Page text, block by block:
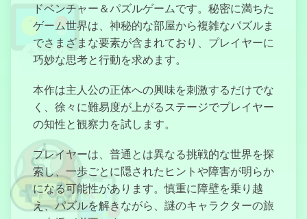
Temple Run 2
: Sommet
Effrayant
Kart
Cauchemardesque
Five Nights at
Candy's
ドベンチャー＆パズルゲームです。秘密に満ちた
ゲーム世界は、神秘的な部屋から複雑なパズルま
でさまざまな要素が含まれており、プレイヤーに
巧妙な思考と行動を求めます。
本作は主人公の正体への興味を刺激するだけでな
く、徐々に難易度が上がるステージでプレイヤー
の知性と観察力を試します。
プレイヤーは、普通とは異なる挑戦的な世界を探
索し、一歩ごとに隠されたヒントや障害が明らか
になる可能性があります。慎重に障壁を乗り越
え、パズルを解きながら、謎のキャラクターの旅